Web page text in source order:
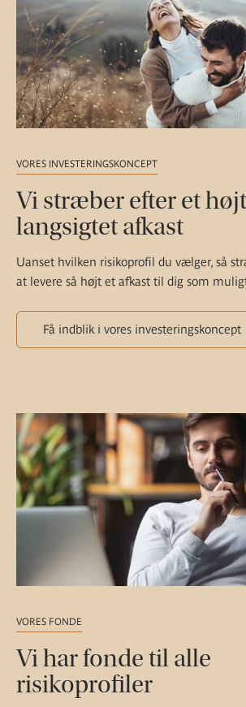
VORES INVESTERINGSKONCEPT
Vi stræber efter et højt
langsigtet afkast
Uanset hvilken risikoprofil du vælger, så
at levere så højt et afkast til dig som
Få indblik i vores investeringskoncept
VORES FONDE
Vi har fonde til alle
risikoprofiler